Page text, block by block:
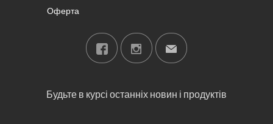
Оферта
Будьте в курсі останніх новин і продуктів